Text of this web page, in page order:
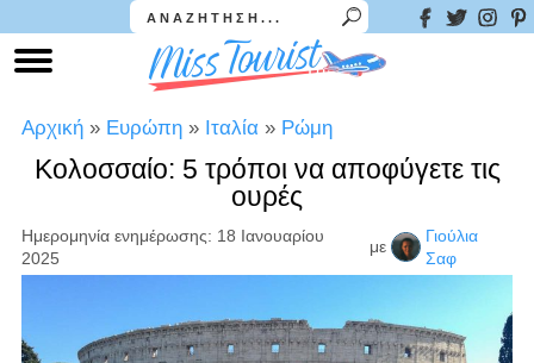
Αρχική » Ευρώπη » Ιταλία » Ρώμη
Κολοσσαίο: 5 τρόποι να αποφύγετε τις
ουρές
Ημερομηνία ενημέρωσης: 18 Ιανουαρίου
2025
με
Γιούλια
Σαφ